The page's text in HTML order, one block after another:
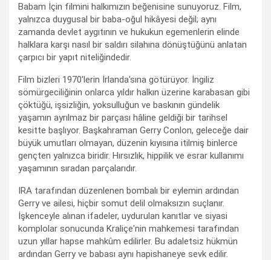
Babam İçin filmini halkımızın beğenisine sunuyoruz. Film,
yalnızca duygusal bir baba-oğul hikâyesi değil; aynı
zamanda devlet aygıtının ve hukukun egemenlerin elinde
halklara karşı nasıl bir saldırı silahına dönüştüğünü anlatan
çarpıcı bir yapıt niteliğindedir.
Film bizleri 1970'lerin İrlanda'sına götürüyor. İngiliz
sömürgeciliğinin onlarca yıldır halkın üzerine karabasan gibi
çöktüğü, işsizliğin, yoksulluğun ve baskının gündelik
yaşamın ayrılmaz bir parçası hâline geldiği bir tarihsel
kesitte başlıyor. Başkahraman Gerry Conlon, geleceğe dair
büyük umutları olmayan, düzenin kıyısına itilmiş binlerce
gençten yalnızca biridir. Hırsızlık, hippilik ve esrar kullanımı
yaşamının sıradan parçalarıdır.
IRA tarafından düzenlenen bombalı bir eylemin ardından
Gerry ve ailesi, hiçbir somut delil olmaksızın suçlanır.
İşkenceyle alınan ifadeler, uydurulan kanıtlar ve siyasi
komplolar sonucunda Kraliçe'nin mahkemesi tarafından
uzun yıllar hapse mahkûm edilirler. Bu adaletsiz hükmün
ardından Gerry ve babası aynı hapishaneye sevk edilir.